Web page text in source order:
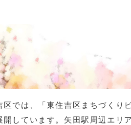
区では、「東住吉区まちづくり
開しています。矢田駅周辺エリ